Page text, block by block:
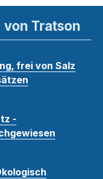
Tratson
frei von Salz
-